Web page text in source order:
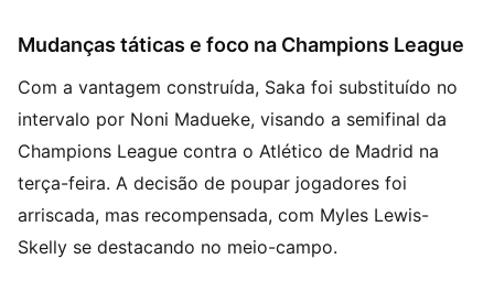
Mudanças táticas e foco na Champions League
Com a vantagem construída, Saka foi substituído no
intervalo por Noni Madueke, visando a semifinal da
Champions League contra o Atlético de Madrid na
terça-feira. A decisão de poupar jogadores foi
arriscada, mas recompensada, com Myles Lewis-
Skelly se destacando no meio-campo.